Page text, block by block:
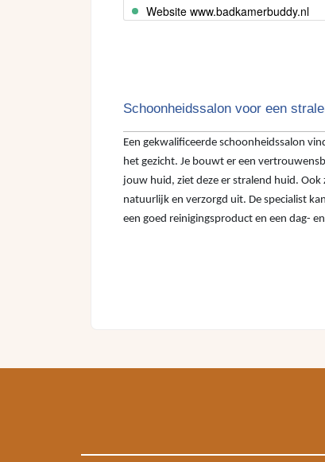
Website www.badkamerbuddy.nl
Schoonheidssalon voor een
Een gekwalificeerde schoonheidssalon
het gezicht. Je bouwt er een
jouw huid, ziet deze er stralend huid. Ook
natuurlijk en verzorgd uit. De specialist
een goed reinigingsproduct en een dag-